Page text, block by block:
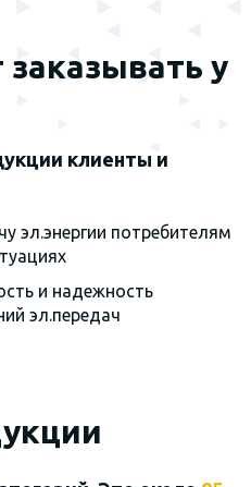
заказывать у
клиенты и
эл.энергии потребителям
и надежность
эл.передач